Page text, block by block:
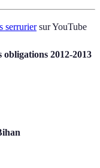
serruriersur YouTube
2012-2013